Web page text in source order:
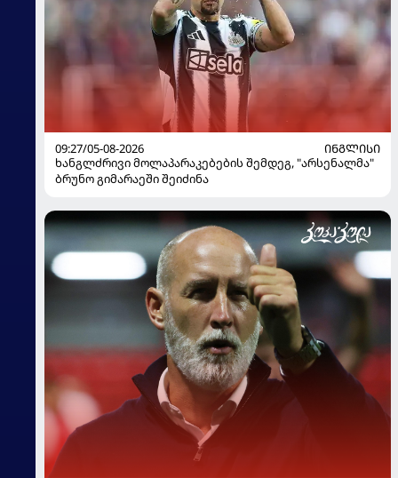
09:27/05-08-2026
ᲘᲜᲒᲚᲘᲡᲘ
ხანგლძრივი მოლაპარაკებების შემდეგ, "არსენალმა"
ბრუნო გიმარაეში შეიძინა